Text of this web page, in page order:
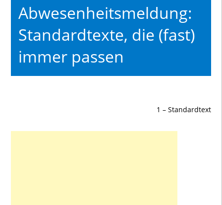
Abwesenheitsmeldung:
Standardtexte, die (fast)
immer passen
1 – Standardtext